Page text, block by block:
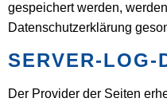
gespeichert werden,
Datenschutzerklärung
SERVER-LOG-
Der Provider der Seiten